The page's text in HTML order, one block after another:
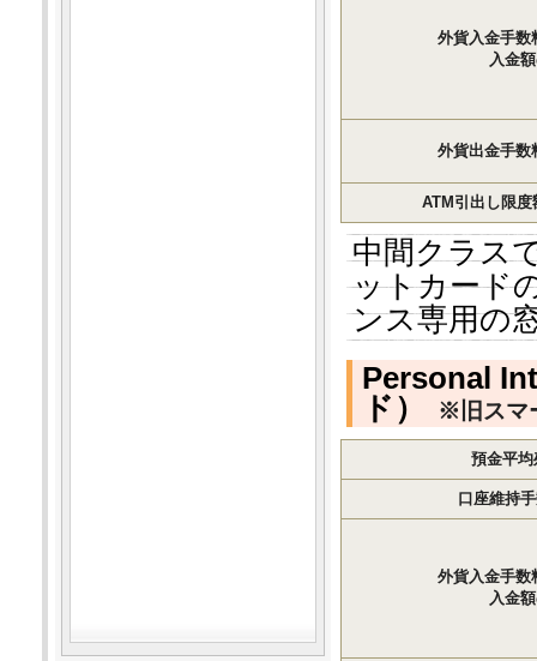
外貨入金手数
入金
外貨出金手数
ATM引出し限
中間クラス
ットカード
ンス専用の
Personal
ド）
※旧スマ
預金平均
口座維持
外貨入金手数
入金